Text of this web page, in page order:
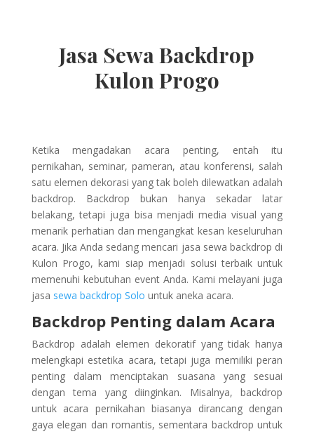
Jasa Sewa Backdrop
Kulon Progo
Ketika mengadakan acara penting, entah itu
pernikahan, seminar, pameran, atau konferensi, salah
satu elemen dekorasi yang tak boleh dilewatkan adalah
backdrop. Backdrop bukan hanya sekadar latar
belakang, tetapi juga bisa menjadi media visual yang
menarik perhatian dan mengangkat kesan keseluruhan
acara. Jika Anda sedang mencari jasa sewa backdrop di
Kulon Progo, kami siap menjadi solusi terbaik untuk
memenuhi kebutuhan event Anda. Kami melayani juga
jasa sewa backdrop Solo untuk aneka acara.
Backdrop Penting dalam Acara
Backdrop adalah elemen dekoratif yang tidak hanya
melengkapi estetika acara, tetapi juga memiliki peran
penting dalam menciptakan suasana yang sesuai
dengan tema yang diinginkan. Misalnya, backdrop
untuk acara pernikahan biasanya dirancang dengan
gaya elegan dan romantis, sementara backdrop untuk